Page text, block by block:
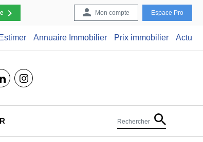
Mon compte Espace Pro
Estimer Annuaire Immobilier Prix immobilier Actu
linkedin
Rechercher